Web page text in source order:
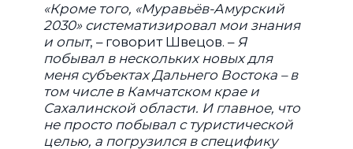
«Кроме того, «Муравьёв-Амурский
2030» систематизировал мои знания
и опыт, – говорит Швецов. – Я
побывал в нескольких новых для
меня субъектах Дальнего Востока – в
том числе в Камчатском крае и
Сахалинской области. И главное, что
не просто побывал с туристической
целью, а погрузился в специфику